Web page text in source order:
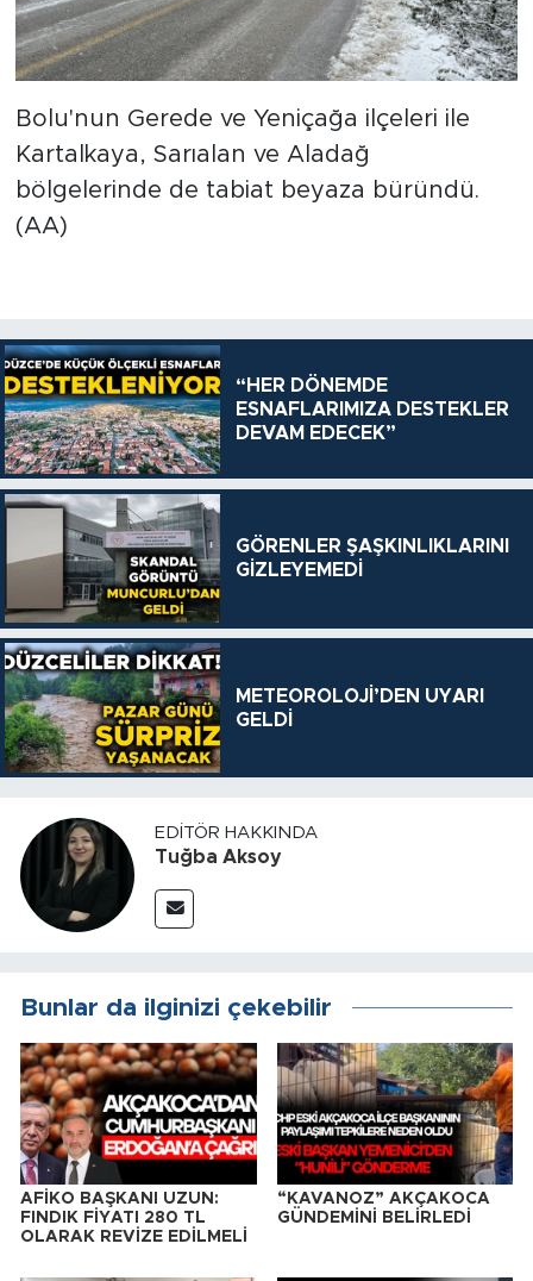
Bolu'nun Gerede ve Yeniçağa ilçeleri ile
Kartalkaya, Sarıalan ve Aladağ
bölgelerinde de tabiat beyaza büründü.
(AA)
“HER DÖNEMDE
ESNAFLARIMIZA DESTEKLER
DEVAM EDECEK”
GÖRENLER ŞAŞKINLIKLARINI
GİZLEYEMEDİ
METEOROLOJİ’DEN UYARI
GELDİ
EDITÖR HAKKINDA
Tuğba Aksoy
Bunlar da ilginizi çekebilir
AFİKO BAŞKANI UZUN:
FINDIK FİYATI 280 TL
OLARAK REVİZE EDİLMELİ
“KAVANOZ” AKÇAKOCA
GÜNDEMİNİ BELİRLEDİ